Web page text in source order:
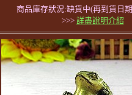
商品庫存狀況:缺貨中(再到貨日
>>> 詳盡說明介紹